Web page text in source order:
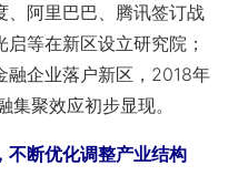
、阿里巴巴、腾讯签订战
等在新区设立研究院；
融企业落户新区，2018年
聚效应初步显现。
不断优化调整产业结构